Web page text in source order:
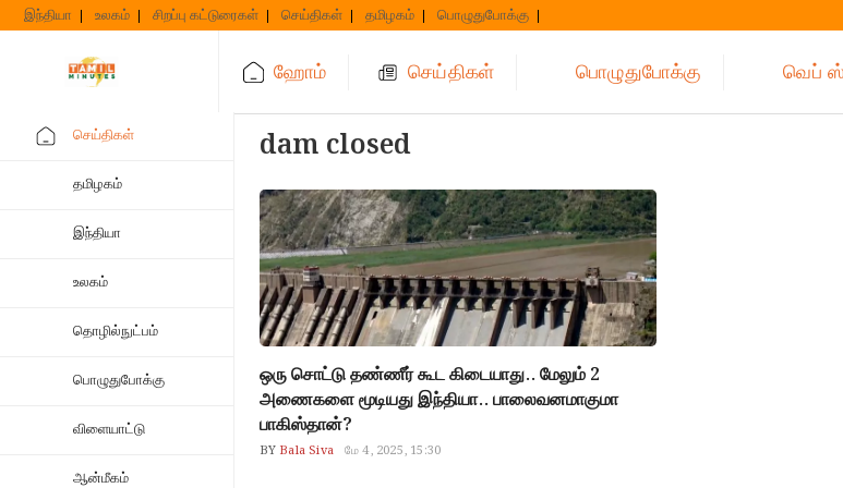
Skip
to
இந்தியா உலகம் சிறப்பு கட்டுரைகள் செய்திகள் தமிழகம் பொழுதுபோக்கு
ஹோம் செய்திகள் பொழுதுபோக்கு வெப்
செய்திகள்
தமிழகம்
இந்தியா
உலகம்
தொழில்நுட்பம்
பொழுதுபோக்கு
விளையாட்டு
ஆன்மீகம்
dam closed
ஒரு சொட்டு தண்ணீர் கூட கிடையாது.. மேலும் 2
அணைகளை மூடியது இந்தியா.. பாலைவனமாகுமா
பாகிஸ்தான்?
BY Bala Siva மே 4, 2025, 15:30